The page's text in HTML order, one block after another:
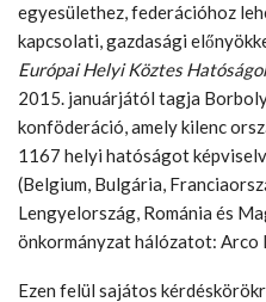
egyesülethez, federációhoz
kapcsolati, gazdasági
Európai Helyi Köztes
2015. januárjától tagja Borboly
konföderáció, amely kilenc
1167 helyi hatóságot
(Belgium, Bulgária,
Lengyelország, Románia és
önkormányzat hálózatot: Arco
Ezen felül sajátos